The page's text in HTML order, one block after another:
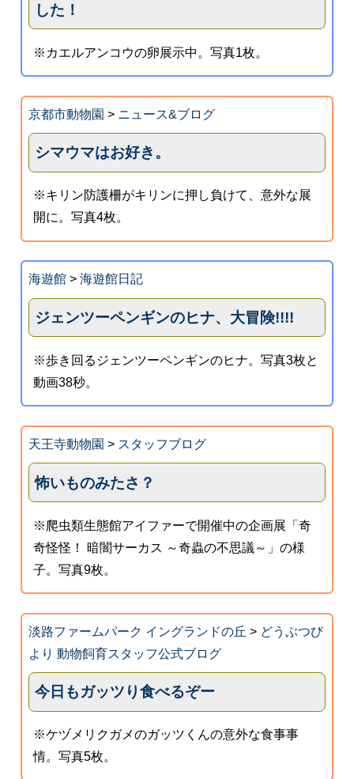
した！
※カエルアンコウの卵展示中。写真1枚。
京都市動物園 > ニュース&ブログ
シマウマはお好き。
※キリン防護柵がキリンに押し負けて、意外な展
開に。写真4枚。
海遊館> 海遊館日記
ジェンツーペンギンのヒナ、大冒険!!!!
※歩き回るジェンツーペンギンのヒナ。写真3枚と
動画38秒。
天王寺動物園 > スタッフブログ
怖いものみたさ？
※爬虫類生態館アイファーで開催中の企画展「奇
奇怪怪！ 暗闇サーカス ～奇蟲の不思議～」の様
子。写真9枚。
淡路ファームパーク イングランドの丘 > どうぶつび
より 動物飼育スタッフ公式ブログ
今日もガッツり食べるぞー
※ケヅメリクガメのガッツくんの意外な食事事
情。写真5枚。